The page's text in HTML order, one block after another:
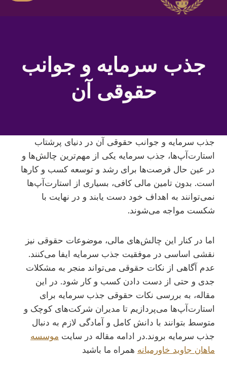
جذب سرمایه و جوانب
حقوقی آن
جذب سرمایه و جوانب حقوقی آن در دنیای پرشتاب
استارت‌آپ‌ها، جذب سرمایه یکی از مهم‌ترین چالش‌ها و
در عین حال فرصت‌ها برای رشد و توسعه کسب و کارها
است. بدون تامین مالی کافی، بسیاری از استارت‌آپ‌ها
نمی‌توانند به اهداف خود دست یابند و در نهایت با
شکست مواجه می‌شوند.
اما در کنار این چالش‌های مالی، موضوعات حقوقی نیز
نقشی اساسی در موفقیت جذب سرمایه ایفا می‌کنند.
عدم آگاهی از نکات حقوقی می‌تواند منجر به مشکلات
جدی و حتی از دست دادن کسب و کار شود. در این
مقاله، به بررسی نکات حقوقی جذب سرمایه برای
استارت‌آپ‌ها می‌پردازیم تا مدیران شرکت‌های کوچک و
متوسط بتوانند با دانش کامل و آمادگی لازم به دنبال
جذب سرمایه بروند.در ادامه مقاله در سایت موسسه
ماهان جاوید خاورمیانه همراه ما باشید